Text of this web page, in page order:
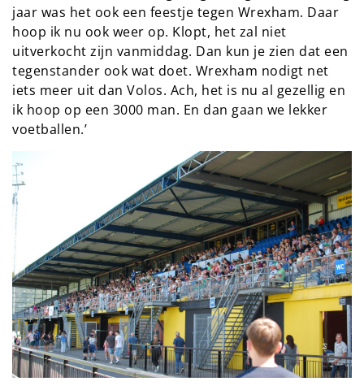
jaar was het ook een feestje tegen Wrexham. Daar
hoop ik nu ook weer op. Klopt, het zal niet
uitverkocht zijn vanmiddag. Dan kun je zien dat een
tegenstander ook wat doet. Wrexham nodigt net
iets meer uit dan Volos. Ach, het is nu al gezellig en
ik hoop op een 3000 man. En dan gaan we lekker
voetballen.’